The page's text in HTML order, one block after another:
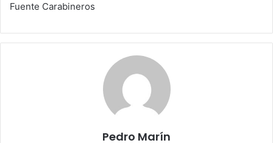
Fuente Carabineros
Pedro Marín